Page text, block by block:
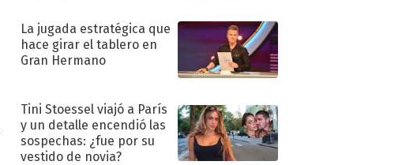
La jugada estratégica que
hace girar el tablero en
Gran Hermano
Tini Stoessel viajó a París
y un detalle encendió las
sospechas: ¿fue por su
vestido de novia?